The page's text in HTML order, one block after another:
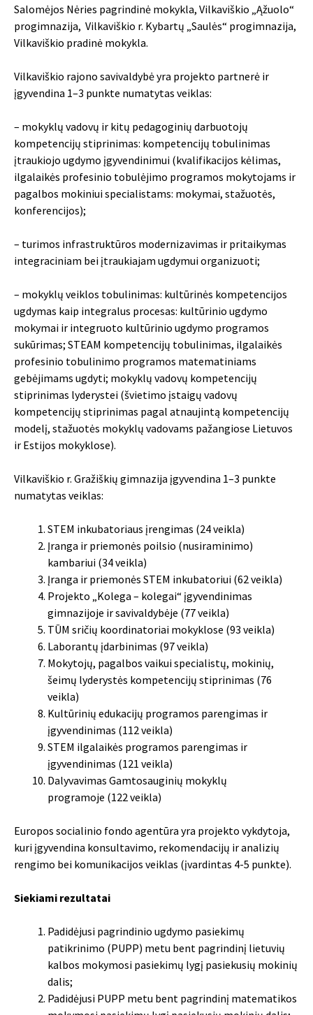
Salomėjos Nėries pagrindinė mokykla, Vilkaviškio „Ąžuolo“
progimnazija, Vilkaviškio r. Kybartų „Saulės“ progimnazija,
Vilkaviškio pradinė mokykla.
Vilkaviškio rajono savivaldybė yra projekto partnerė ir
įgyvendina 1–3 punkte numatytas veiklas:
– mokyklų vadovų ir kitų pedagoginių darbuotojų
kompetencijų stiprinimas: kompetencijų tobulinimas
įtraukiojo ugdymo įgyvendinimui (kvalifikacijos kėlimas,
ilgalaikės profesinio tobulėjimo programos mokytojams ir
pagalbos mokiniui specialistams: mokymai, stažuotės,
konferencijos);
– turimos infrastruktūros modernizavimas ir pritaikymas
integraciniam bei įtraukiajam ugdymui organizuoti;
– mokyklų veiklos tobulinimas: kultūrinės kompetencijos
ugdymas kaip integralus procesas: kultūrinio ugdymo
mokymai ir integruoto kultūrinio ugdymo programos
sukūrimas; STEAM kompetencijų tobulinimas, ilgalaikės
profesinio tobulinimo programos matematiniams
gebėjimams ugdyti; mokyklų vadovų kompetencijų
stiprinimas lyderystei (švietimo įstaigų vadovų
kompetencijų stiprinimas pagal atnaujintą kompetencijų
modelį, stažuotės mokyklų vadovams pažangiose Lietuvos
ir Estijos mokyklose).
Vilkaviškio r. Gražiškių gimnazija įgyvendina 1–3 punkte
numatytas veiklas:
STEM inkubatoriaus įrengimas (24 veikla)
Įranga ir priemonės poilsio (nusiraminimo)
kambariui (34 veikla)
Įranga ir priemonės STEM inkubatoriui (62 veikla)
Projekto „Kolega – kolegai“ įgyvendinimas
gimnazijoje ir savivaldybėje (77 veikla)
TŪM sričių koordinatoriai mokyklose (93 veikla)
Laborantų įdarbinimas (97 veikla)
Mokytojų, pagalbos vaikui specialistų, mokinių,
šeimų lyderystės kompetencijų stiprinimas (76
veikla)
Kultūrinių edukacijų programos parengimas ir
įgyvendinimas (112 veikla)
STEM ilgalaikės programos parengimas ir
įgyvendinimas (121 veikla)
Dalyvavimas Gamtosauginių mokyklų
programoje (122 veikla)
Europos socialinio fondo agentūra yra projekto vykdytoja,
kuri įgyvendina konsultavimo, rekomendacijų ir analizių
rengimo bei komunikacijos veiklas (įvardintas 4-5 punkte).
Siekiami rezultatai
Padidėjusi pagrindinio ugdymo pasiekimų
patikrinimo (PUPP) metu bent pagrindinį lietuvių
kalbos mokymosi pasiekimų lygį pasiekusių mokinių
dalis;
Padidėjusi PUPP metu bent pagrindinį matematikos